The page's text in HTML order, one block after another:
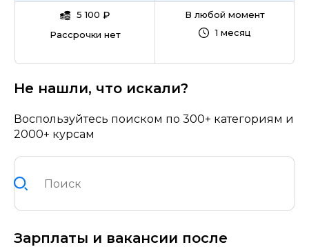
5 100 ₽
Рассрочки нет
В любой момент
1 месяц
Не нашли, что искали?
Воспользуйтесь поиском по 300+ категориям и
2000+ курсам
Зарплаты и вакансии после